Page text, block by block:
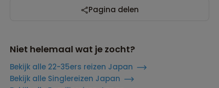
Pagina delen
Niet helemaal wat je zocht?
Bekijk alle 22-35ers reizen Japan
Bekijk alle Singlereizen Japan